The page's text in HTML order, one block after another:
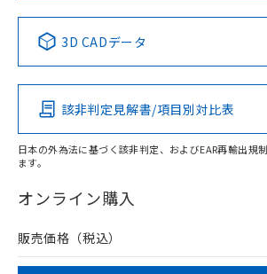
Pb Hg Cd
O
在庫等で未対応品が混在する可能性があ
問い合わせください。
3D CADデータ
該非判定見解書/項目別対比表
日本の外為法に基づく該非判定、およびEAR再輸出規
ます。
オンライン購入
販売価格（税込）